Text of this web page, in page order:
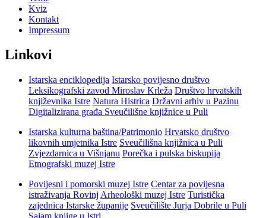
Kviz
Kontakt
Impressum
Linkovi
Istarska enciklopedija Istarsko povijesno društvo
Leksikografski zavod Miroslav Krleža Društvo hrvatskih
književnika Istre Natura Histrica Državni arhiv u Pazinu
Digitalizirana građa Sveučilišne knjižnice u Puli
Istarska kulturna baština/Patrimonio Hrvatsko društvo
likovnih umjetnika Istre Sveučilišna knjižnica u Puli
Zvjezdarnica u Višnjanu Porečka i pulska biskupija
Etnografski muzej Istre
Povijesni i pomorski muzej Istre Centar za povijesna
istraživanja Rovinj Arheološki muzej Istre Turistička
zajednica Istarske županije Sveučilište Jurja Dobrile u Puli